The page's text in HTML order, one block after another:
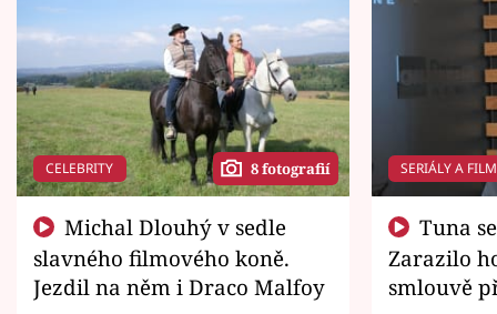
CELEBRITY 8 fotografií
slavného filmového koně.
Jezdil na něm i Draco Malfoy
SERIÁLY A
Zarazilo
smlouvě